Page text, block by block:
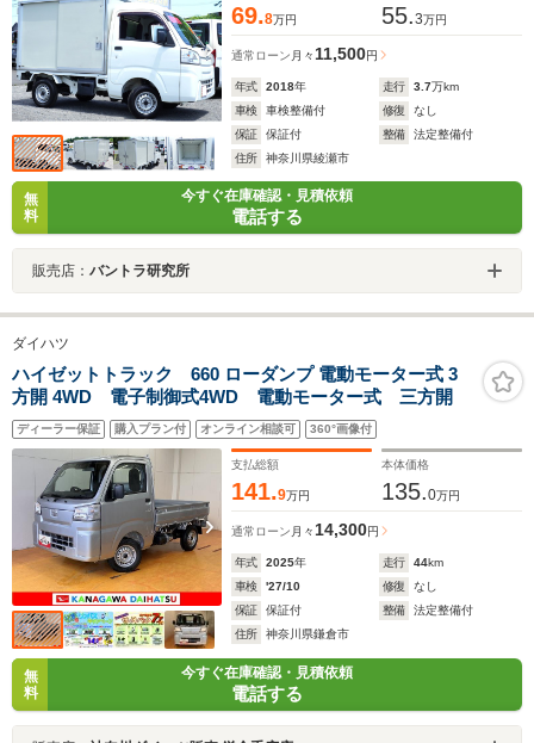
69.8万円 55.3万円
通常ローン 月々 11,500円
年式 2018年 走行 3.7万km
車検
車検整備付 修復
なし
保証
保証付 整備
法定整備付
住所
神奈川県綾瀬市
無
料
今すぐ在庫確認・見積依頼
電話する
販売店： バントラ研究所
ダイハツ
ハイゼットトラック 660 ローダンプ 電動モーター式 3
方開 4WD 電子制御式4WD 電動モーター式 三方開
ディーラー保証 購入プラン付 オンライン相談可 360°画像付
支払総額
141.9万円
本体価格
135.0万円
通常ローン 月々14,300円
年式 2025年 走行 44km
車検
'27/10 修復
なし
保証
保証付 整備
法定整備付
住所
神奈川県鎌倉市
無
料
今すぐ在庫確認・見積依頼
電話する